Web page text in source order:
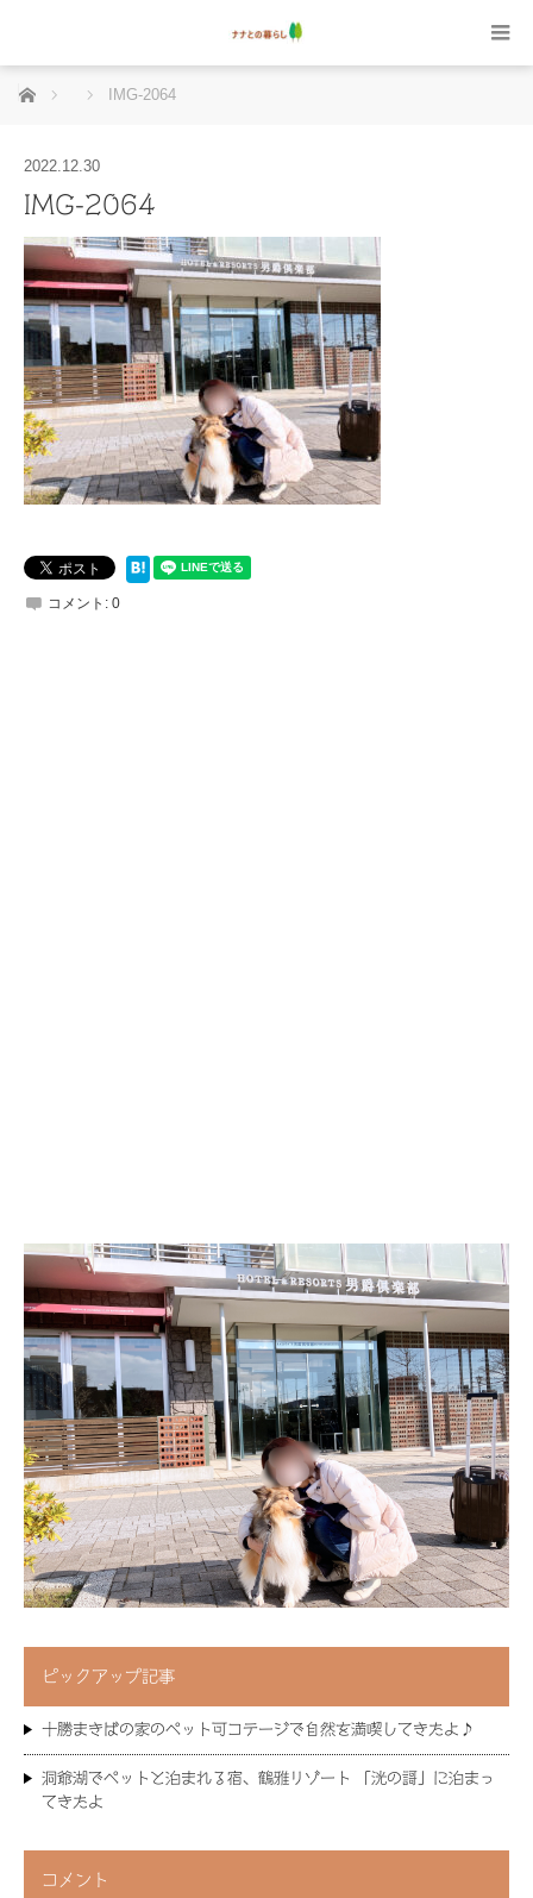
ホーム IMG-2064
2022.12.30
IMG-2064
コメント: 0
ピックアップ記事
十勝まきばの家のペット可コテージで自然を満喫してきたよ♪
洞爺湖でペットと泊まれる宿、鶴雅リゾート 「洸の謌」に泊まっ
てきたよ
コメント